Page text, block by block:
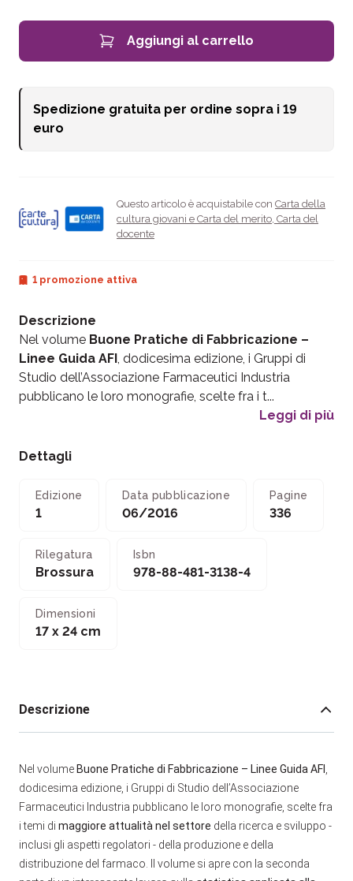
Aggiungi al carrello
Spedizione gratuita per ordine sopra i 19
euro
Questo articolo è acquistabile con Carta della
cultura giovani e Carta del merito Carta del
docente
1 promozione attiva
Descrizione
Nel volume Buone Pratiche di Fabbricazione –
Linee Guida AFI, dodicesima edizione, i Gruppi di
Studio dell’Associazione Farmaceutici Industria
pubblicano le loro monografie, scelte fra i t...
Leggi di più
Dettagli
Edizione
1
Data pubblicazione
06/2016
Pagine
336
Rilegatura
Brossura
Isbn
978-88-481-3138-4
Dimensioni
17 x 24 cm
Descrizione
Nel volume Buone Pratiche di Fabbricazione – Linee Guida AFI
dodicesima edizione, i Gruppi di Studio dell’Associazione
Farmaceutici Industria pubblicano le loro monografie, scelte fra
i temi di maggiore attualità nel settore della ricerca e sviluppo -
inclusi gli aspetti regolatori - della produzione e della
distribuzione del farmaco. Il volume si apre con la seconda